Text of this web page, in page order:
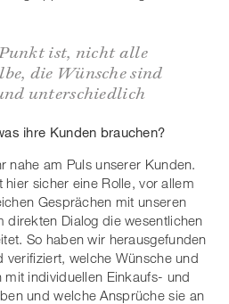
ist, nicht alle
die Wünsche sind
unterschiedlich
ihre Kunden brauchen?
nahe am Puls unserer Kunden.
sicher eine Rolle, vor allem
Gesprächen mit unseren
direkten Dialog die wesentlichen
So haben wir herausgefunden
verifiziert, welche Wünsche und
individuellen Einkaufs- und
und welche Ansprüche sie an